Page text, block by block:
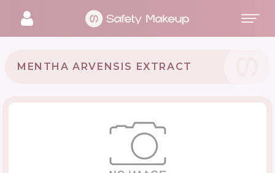
MENTHA ARVENSIS EXTRACT